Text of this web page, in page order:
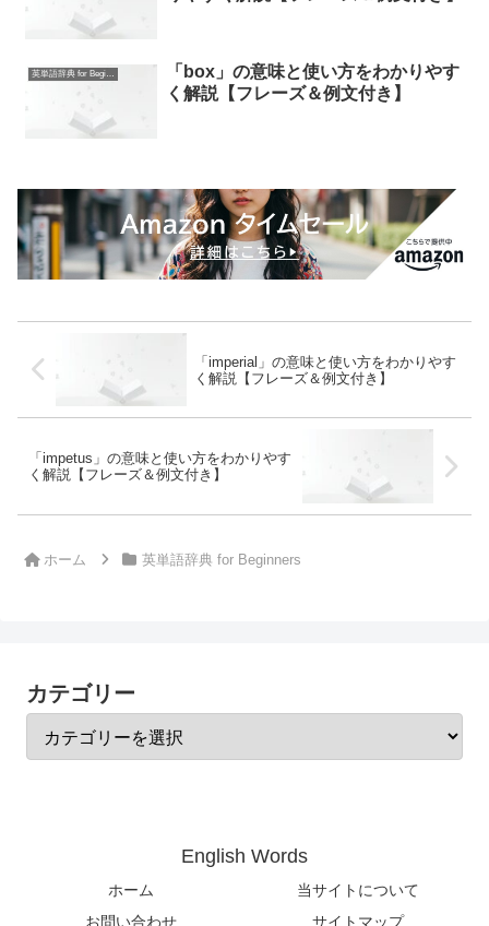
英単語辞典 for Beginners
「box」の意味と使い方をわかりやす
く解説【フレーズ＆例文付き】
「imperial」の意味と使い方をわかりやす
く解説【フレーズ＆例文付き】
「impetus」の意味と使い方をわかりやす
く解説【フレーズ＆例文付き】
ホーム 英単語辞典 for Beginners
カテゴリー
English Words
ホーム
当サイトについて
お問い合わせ
サイトマップ